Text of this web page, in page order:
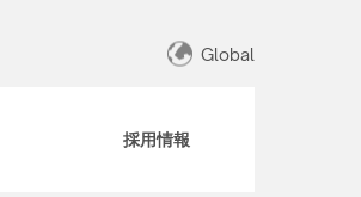
Global
採用情報